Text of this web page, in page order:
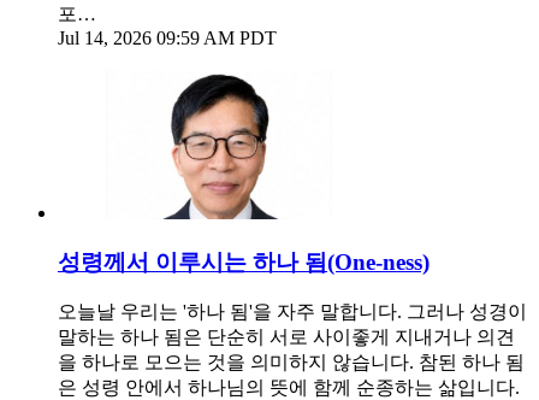
포…
Jul 14, 2026 09:59 AM PDT
성령께서 이루시는 하나 됨(One-ness)
오늘날 우리는 '하나 됨'을 자주 말합니다. 그러나 성경이
말하는 하나 됨은 단순히 서로 사이좋게 지내거나 의견
을 하나로 모으는 것을 의미하지 않습니다. 참된 하나 됨
은 성령 안에서 하나님의 뜻에 함께 순종하는 삶입니다.